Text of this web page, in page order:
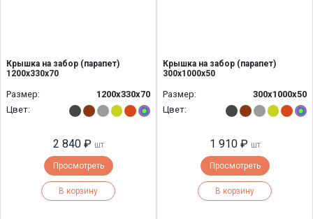
Крышка на забор (парапет)
1200х330х70
Размер:
1200х330х70
Цвет:
2 840 ₽ шт
Просмотреть
В корзину
Крышка на забор (парапет)
300х1000х50
Размер:
300х1000х50
Цвет:
1 910 ₽ шт
Просмотреть
В корзину